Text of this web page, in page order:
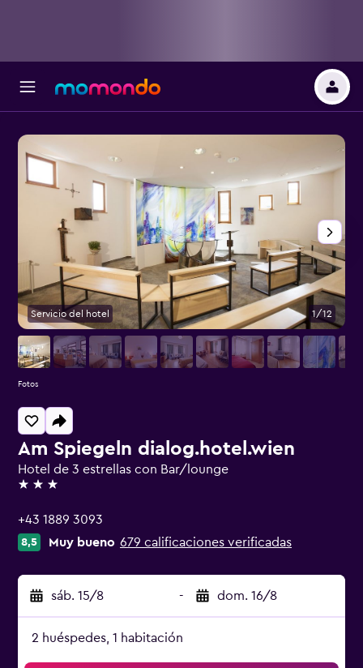
Am Spiegeln dialog.hotel.wien
Hotel de 3 estrellas con Bar/lounge
3 estrellas
+43 1889 3093
8,5 Muy bueno 679 calificaciones verificadas
sáb. 15/8 - dom. 16/8
2 huéspedes, 1 habitación
Servicio del hotel 1/12
Fotos